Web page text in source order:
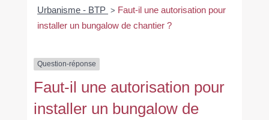
Urbanisme - BTP > Faut-il une autorisation pour
installer un bungalow de chantier ?
Question-réponse
Faut-il une autorisation pour
installer un bungalow de